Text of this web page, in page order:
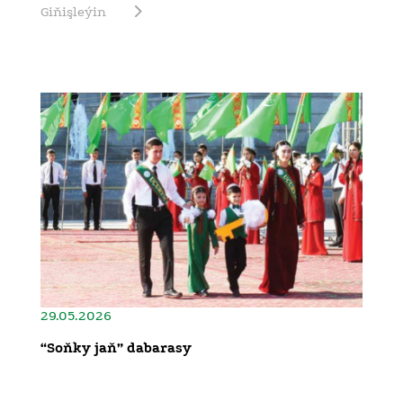
Giňişleýin
29.05.2026
“Soňky jaň” dabarasy